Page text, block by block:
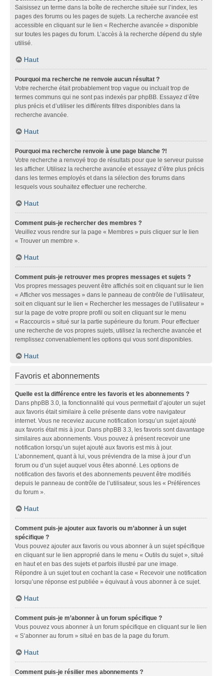
Saisissez un terme dans la boîte de recherche située sur l’index, les
pages des forums ou les pages de sujets. La recherche avancée est
accessible en cliquant sur le lien « Recherche avancée » disponible
sur toutes les pages du forum. L’accès à la recherche dépend du style
utilisé.
Haut
Pourquoi ma recherche ne renvoie aucun résultat ?
Votre recherche était probablement trop vague ou incluait trop de
termes communs qui ne sont pas indexés par phpBB. Essayez d’être
plus précis et d’utiliser les différents filtres disponibles dans la
recherche avancée.
Haut
Pourquoi ma recherche renvoie à une page blanche ?!
Votre recherche a renvoyé trop de résultats pour que le serveur puisse
les afficher. Utilisez la recherche avancée et essayez d’être plus précis
dans les termes employés et dans la sélection des forums dans
lesquels vous souhaitez effectuer une recherche.
Haut
Comment puis-je rechercher des membres ?
Veuillez vous rendre sur la page « Membres » puis cliquer sur le lien
« Trouver un membre ».
Haut
Comment puis-je retrouver mes propres messages et sujets ?
Vos propres messages peuvent être affichés soit en cliquant sur le lien
« Afficher vos messages » dans le panneau de contrôle de l’utilisateur,
soit en cliquant sur le lien « Rechercher les messages de l’utilisateur »
sur la page de votre propre profil ou soit en cliquant sur le menu
« Raccourcis » situé sur la partie supérieure du forum. Pour effectuer
une recherche de vos propres sujets, utilisez la recherche avancée et
remplissez convenablement les options qui vous sont disponibles.
Haut
Favoris et abonnements
Quelle est la différence entre les favoris et les abonnements ?
Dans phpBB 3.0, la fonctionnalité qui vous permettait d’ajouter un sujet
aux favoris était similaire à celle présente dans votre navigateur
internet. Vous ne receviez aucune notification lorsqu’un sujet ajouté
aux favoris était mis à jour. Dans phpBB 3.3, les favoris sont davantage
similaires aux abonnements. Vous pouvez à présent recevoir une
notification lorsqu’un sujet ajouté aux favoris est mis à jour.
L’abonnement, quant à lui, vous préviendra de la mise à jour d’un
forum ou d’un sujet auquel vous êtes abonné. Les options de
notification des favoris et des abonnements peuvent être modifiés
depuis le panneau de contrôle de l’utilisateur, sous les « Préférences
du forum ».
Haut
Comment puis-je ajouter aux favoris ou m’abonner à un sujet
spécifique ?
Vous pouvez ajouter aux favoris ou vous abonner à un sujet spécifique
en cliquant sur le lien approprié dans le menu « Outils du sujet », situé
en haut et en bas des sujets et parfois illustré par une image.
Répondre à un sujet tout en cochant la case « Recevoir une notification
lorsqu’une réponse est publiée » équivaut à vous abonner à ce sujet.
Haut
Comment puis-je m’abonner à un forum spécifique ?
Vous pouvez vous abonner à un forum spécifique en cliquant sur le lien
« S’abonner au forum » situé en bas de la page du forum.
Haut
Comment puis-je résilier mes abonnements ?